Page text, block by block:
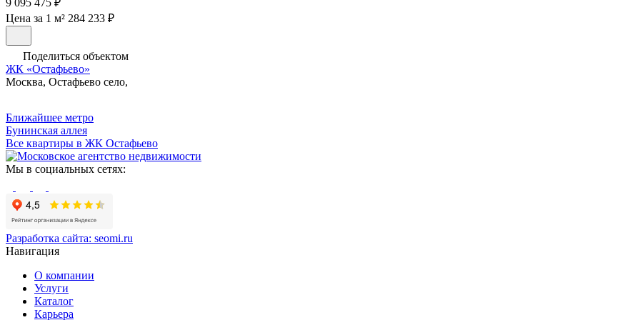
9 095 475 ₽
Цена за 1 м² 284 233 ₽
Поделиться объектом
ЖК «Остафьево»
Москва, Остафьево село,
Ближайшее метро
Бунинская аллея
Все квартиры в ЖК Остафьево
Мы в социальных сетях:
Разработка сайта: seomi.ru
Навигация
О компании
Услуги
Каталог
Карьера